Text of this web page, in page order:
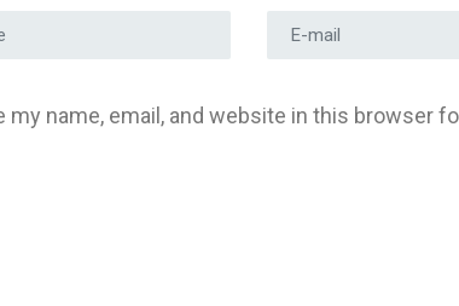
et nom Adresse e-mail
my name, email, and website in this browser